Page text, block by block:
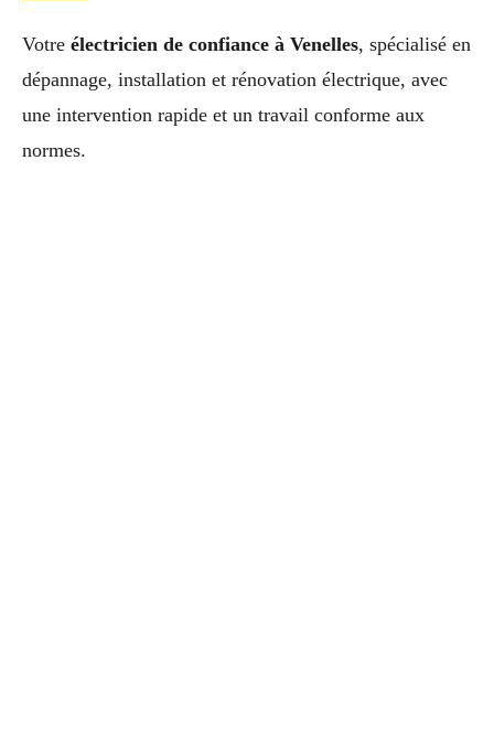
Votre électricien de confiance à Venelles, spécialisé en
dépannage, installation et rénovation électrique, avec
une intervention rapide et un travail conforme aux
normes.